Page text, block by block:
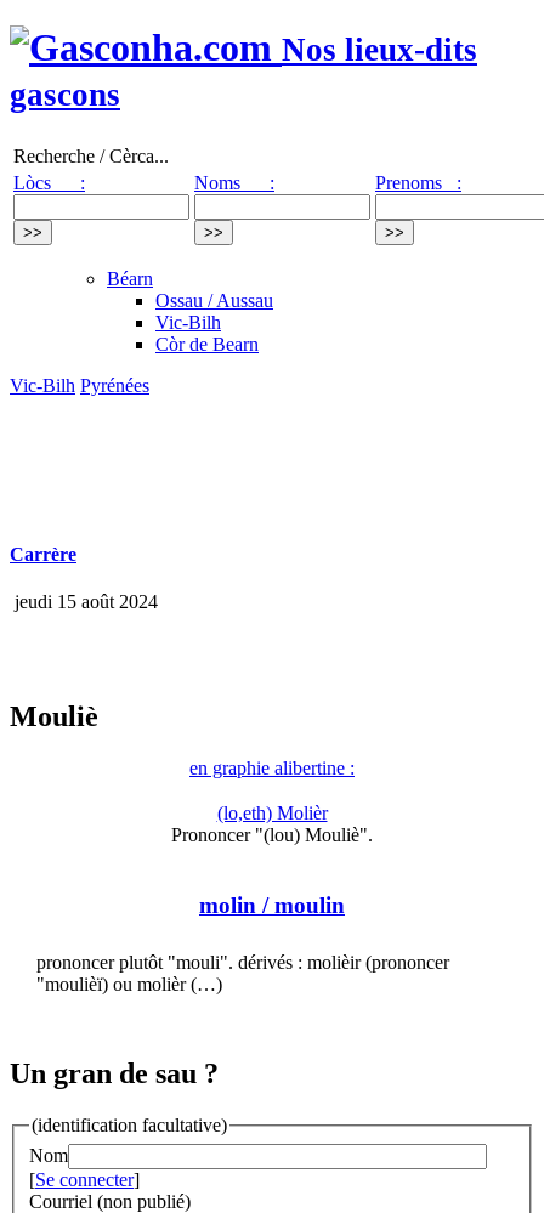
Nos lieux-dits
gascons
Recherche / Cèrca...
Lòcs :
Noms : Prenoms :
Béarn
Ossau / Aussau
Vic-Bilh
Còr de Bearn
Vic-Bilh Pyrénées
Carrère
jeudi 15 août 2024
Mouliè
en graphie alibertine :
(lo,eth) Molièr
Prononcer "(lou) Mouliè".
molin / moulin
prononcer plutôt "mouli". dérivés : molièir (prononcer
"moulièï) ou molièr (…)
Un gran de sau ?
(identification facultative)
Nom
[Se connecter]
Courriel (non publié)